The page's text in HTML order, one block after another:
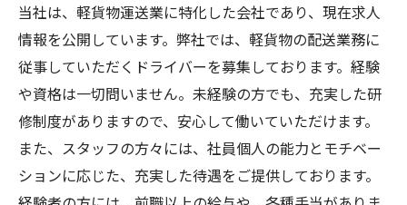
当社は、軽貨物運送業に特化した会社であり、現在求人
情報を公開しています。弊社では、軽貨物の配送業務に
従事していただくドライバーを募集しております。経験
や資格は一切問いません。未経験の方でも、充実した研
修制度がありますので、安心して働いていただけます。
また、スタッフの方々には、社員個人の能力とモチベー
ションに応じた、充実した待遇をご提供しております。